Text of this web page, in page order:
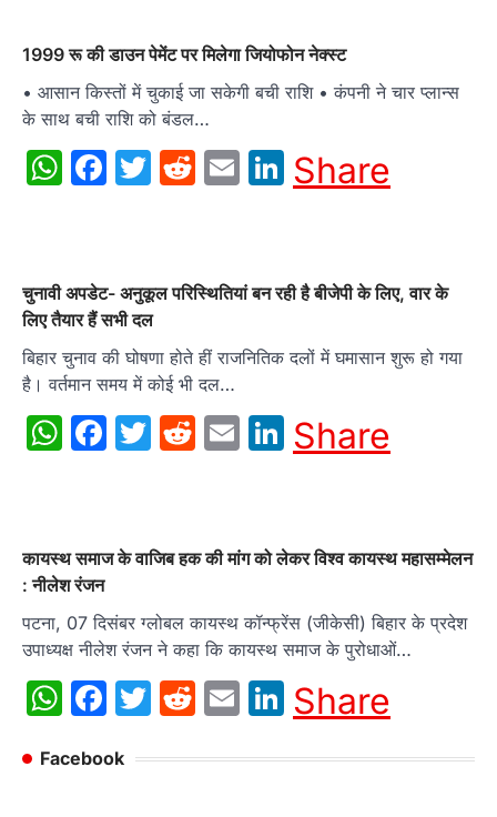
1999 रू की डाउन पेमेंट पर मिलेगा जियोफोन नेक्स्ट
• आसान किस्तों में चुकाई जा सकेगी बची राशि • कंपनी ने चार प्लान्स
के साथ बची राशि को बंडल…
WhatsApp
Facebook
Twitter
Reddit
EmailLinkedIn
Share
चुनावी अपडेट- अनुकूल परिस्थितियां बन रही है बीजेपी के लिए, वार के
लिए तैयार हैं सभी दल
बिहार चुनाव की घोषणा होते हीं राजनितिक दलों में घमासान शुरू हो गया
है। वर्तमान समय में कोई भी दल…
WhatsApp
Facebook
Twitter
Reddit
EmailLinkedIn
Share
कायस्थ समाज के वाजिब हक की मांग को लेकर विश्व कायस्थ महासम्मेलन
: नीलेश रंजन
पटना, 07 दिसंबर ग्लोबल कायस्थ कॉन्फ्रेंस (जीकेसी) बिहार के प्रदेश
उपाध्यक्ष नीलेश रंजन ने कहा कि कायस्थ समाज के पुरोधाओं…
WhatsApp
Facebook
Twitter
Reddit
EmailLinkedIn
Share
Facebook